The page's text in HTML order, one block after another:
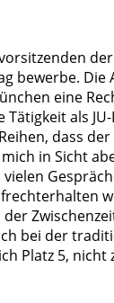
bewerbe.
eine
als
dass
in Sicht
bei der
Platz 5,